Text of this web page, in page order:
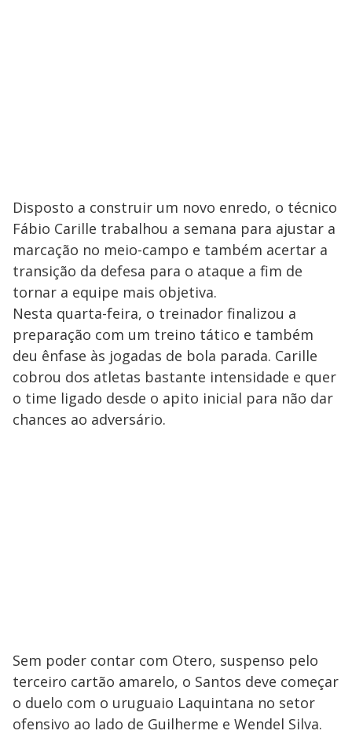
Disposto a construir um novo enredo, o técnico
Fábio Carille trabalhou a semana para ajustar a
marcação no meio-campo e também acertar a
transição da defesa para o ataque a fim de
tornar a equipe mais objetiva.
Nesta quarta-feira, o treinador finalizou a
preparação com um treino tático e também
deu ênfase às jogadas de bola parada. Carille
cobrou dos atletas bastante intensidade e quer
o time ligado desde o apito inicial para não dar
chances ao adversário.
Sem poder contar com Otero, suspenso pelo
terceiro cartão amarelo, o Santos deve começar
o duelo com o uruguaio Laquintana no setor
ofensivo ao lado de Guilherme e Wendel Silva.